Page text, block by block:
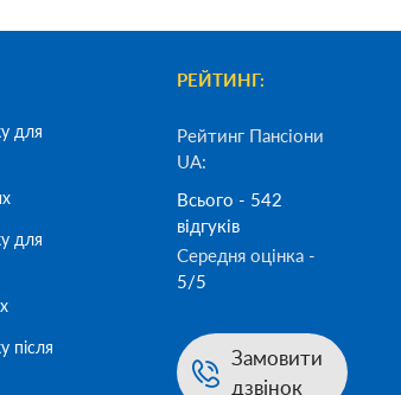
для
для
після
РЕЙТИНГ:
Рейтинг Пансіони
UA:
Всього - 542
відгуків
Середня оцінка -
5/5
Замовити
дзвінок